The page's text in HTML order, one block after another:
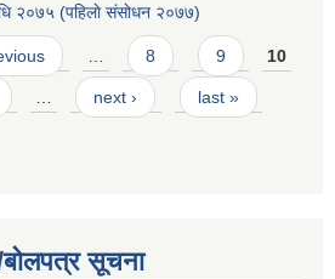
२०७५ (पहिलाे संसाेधन २०७७)
8 9 10
next › last »
बोलपत्र सूचना